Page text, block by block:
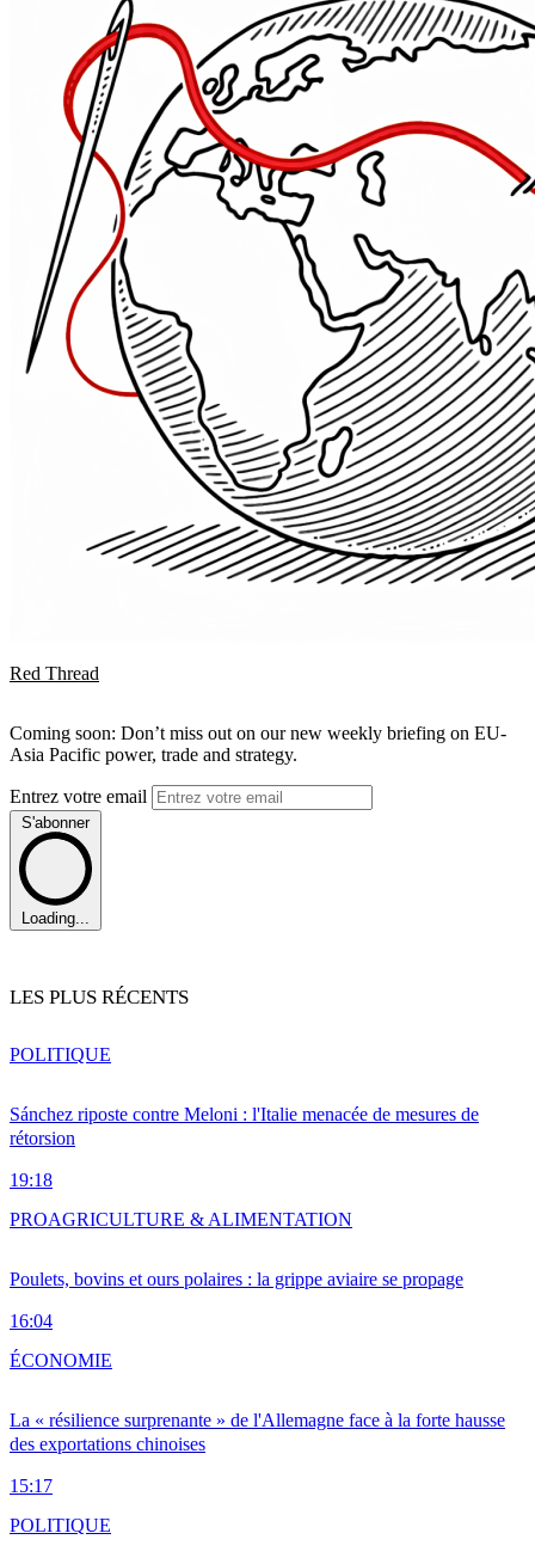
Red Thread
Coming soon: Don’t miss out on our new weekly briefing on EU-
Asia Pacific power, trade and strategy.
Entrez votre email
S'abonner
Loading...
LES PLUS RÉCENTS
Sánchez riposte contre Meloni : l'Italie menacée de mesures de
rétorsion
19:18
POLITIQUE
Poulets, bovins et ours polaires : la grippe aviaire se propage
16:04
PROAGRICULTURE & ALIMENTATION
La « résilience surprenante » de l'Allemagne face à la forte hausse
des exportations chinoises
15:17
ÉCONOMIE
POLITIQUE